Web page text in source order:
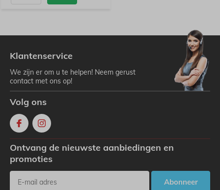
Klantenservice
We zijn er om u te helpen! Neem gerust
contact met ons op!
Volg ons
Ontvang de nieuwste aanbiedingen en
promoties
Abonneer